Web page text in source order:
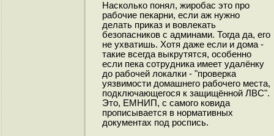
Насколько понял, жиробас это про
рабочие пекарни, если аж нужно
делать приказ и вовлекать
безопасников с админами. Тогда да, его
не ухватишь. Хотя даже если и дома -
такие всегда выкрутятся, особенно
если пека сотрудника имеет удалёнку
до рабочей локалки - "проверка
уязвимости домашнего рабочего места,
подключающегося к защищённой ЛВС".
Это, ЕМНИП, с самого ковида
прописывается в нормативных
документах под роспись.